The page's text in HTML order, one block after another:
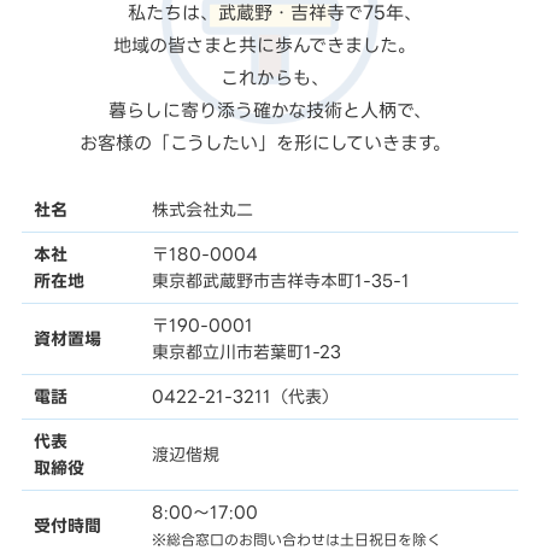
私たちは、武蔵野・吉祥寺で75年、
地域の皆さまと共に歩んできました。
これからも、
暮らしに寄り添う確かな技術と人柄で、
お客様の「こうしたい」を形にしていきます。
社名 株式会社丸二
本社
所在地
〒180-0004
東京都武蔵野市吉祥寺本町1-35-1
資材置場
〒190-0001
東京都立川市若葉町1-23
電話 0422-21-3211（代表）
代表
取締役
渡辺偕規
受付時間
8:00〜17:00
※総合窓口のお問い合わせは土日祝日を除く